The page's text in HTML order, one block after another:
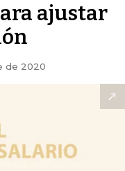
ajustar
de 2020